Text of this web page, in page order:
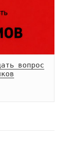
вопрос